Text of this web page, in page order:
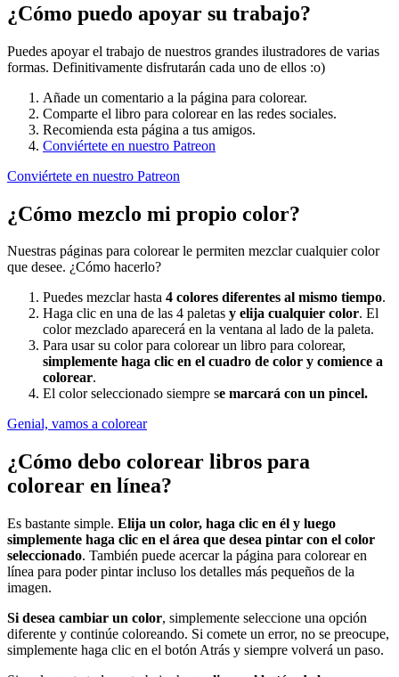
¿Cómo puedo apoyar su trabajo?
Puedes apoyar el trabajo de nuestros grandes ilustradores de varias
formas. Definitivamente disfrutarán cada uno de ellos :o)
Añade un comentario a la página para colorear.
Comparte el libro para colorear en las redes sociales.
Recomienda esta página a tus amigos.
Conviértete en nuestro Patreon
Conviértete en nuestro Patreon
¿Cómo mezclo mi propio color?
Nuestras páginas para colorear le permiten mezclar cualquier color
que desee. ¿Cómo hacerlo?
Puedes mezclar hasta 4 colores diferentes al mismo tiempo.
Haga clic en una de las 4 paletas y elija cualquier color. El
color mezclado aparecerá en la ventana al lado de la paleta.
Para usar su color para colorear un libro para colorear,
simplemente haga clic en el cuadro de color y comience a
colorear.
El color seleccionado siempre se marcará con un pincel.
Genial, vamos a colorear
¿Cómo debo colorear libros para
colorear en línea?
Es bastante simple. Elija un color, haga clic en él y luego
simplemente haga clic en el área que desea pintar con el color
seleccionado. También puede acercar la página para colorear en
línea para poder pintar incluso los detalles más pequeños de la
imagen.
Si desea cambiar un color, simplemente seleccione una opción
diferente y continúe coloreando. Si comete un error, no se preocupe,
simplemente haga clic en el botón Atrás y siempre volverá un paso.